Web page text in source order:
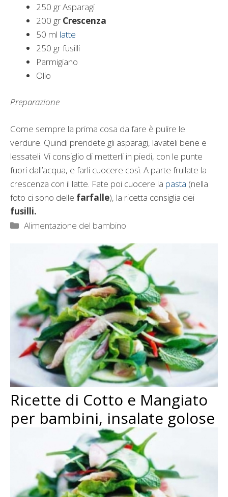
250 gr Asparagi
200 gr Crescenza
50 ml latte
250 gr fusilli
Parmigiano
Olio
Preparazione
Come sempre la prima cosa da fare è pulire le
verdure. Quindi prendete gli asparagi, lavateli bene e
lessateli. Vi consiglio di metterli in piedi, con le punte
fuori dall’acqua, e farli cuocere così. A parte frullate la
crescenza con il latte. Fate poi cuocere la pasta (nella
foto ci sono delle farfalle), la ricetta consiglia dei
fusilli.
Categorie
Alimentazione del bambino
Ricette di Cotto e Mangiato
per bambini, insalate golose